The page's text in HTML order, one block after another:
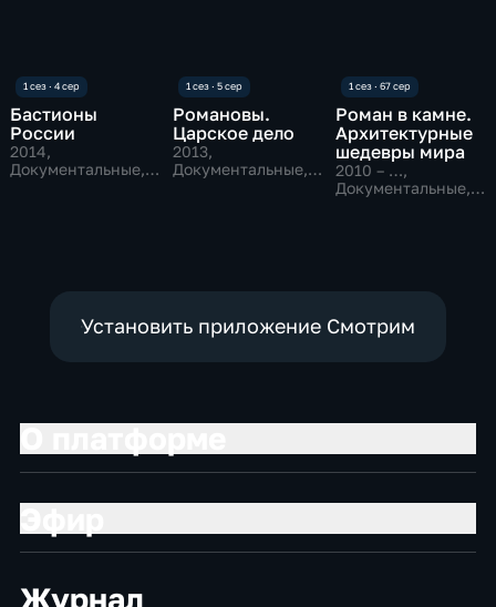
Бастионы
России
2014,
Документальные,
Романовы.
Царское дело
2013,
Документальные,
Роман в камне.
Архитектурные
шедевры мира
2010 – …,
Документальные,
Установить приложение Смотрим
Журнал